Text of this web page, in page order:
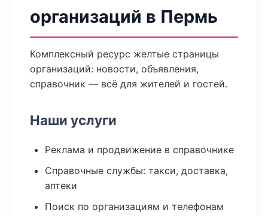
организаций в Пермь
Комплексный ресурс желтые страницы
организаций: новости, объявления,
справочник — всё для жителей и гостей.
Наши услуги
Реклама и продвижение в справочнике
Справочные службы: такси, доставка,
аптеки
Поиск по организациям и телефонам